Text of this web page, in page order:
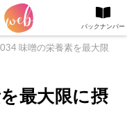
味噌の栄養素を最大限
最大限に摂
バックナンバー